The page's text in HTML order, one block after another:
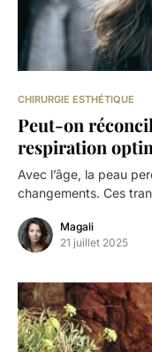
CHIRURGIE ESTHÉTIQUE
Peut-on
respiration
Avec l’âge, la peau
changements. Ces
Magali
21 juillet 2025